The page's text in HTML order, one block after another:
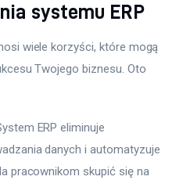
systemu ERP
wiele korzyści, które mogą
Twojego biznesu. Oto
ERP eliminuje
danych i automatyzuje
pracownikom skupić się na